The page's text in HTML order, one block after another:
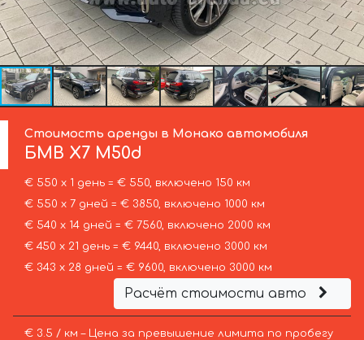
Стоимость аренды в Монако автомобиля
БМВ X7 M50d
€ 550 х 1 день = € 550, включено 150 км
€ 550 х 7 дней = € 3850, включено 1000 км
€ 540 х 14 дней = € 7560, включено 2000 км
€ 450 х 21 день = € 9440, включено 3000 км
€ 343 х 28 дней = € 9600, включено 3000 км
Расчёт стоимости авто
€ 3.5 / км – Цена за превышение лимита по пробегу